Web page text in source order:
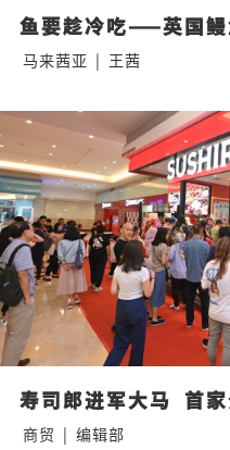
鱼要趁冷吃——英国
马来茜亚 | 王茜
寿司郎进军大马  首
商贸 | 编辑部